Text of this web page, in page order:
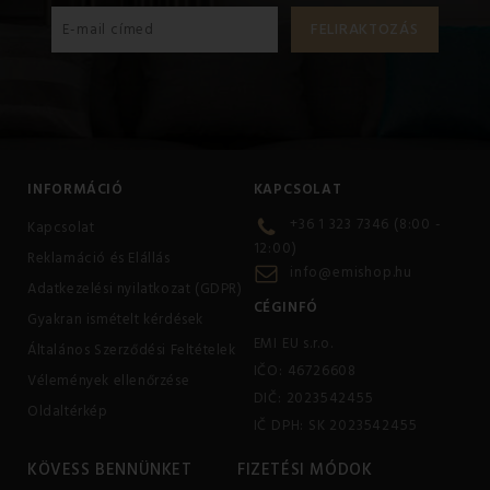
INFORMÁCIÓ
Kapcsolat
Reklamáció és Elállás
Adatkezelési nyilatkozat (GDPR)
Gyakran ismételt kérdések
Általános Szerződési Feltételek
Vélemények ellenőrzése
Oldaltérkép
KAPCSOLAT
+36 1 323 7346 (8:00 -
12:00)
info@emishop.hu
CÉGINFÓ
EMI EU s.r.o.
IČO: 46726608
DIČ: 2023542455
IČ DPH: SK 2023542455
KÖVESS BENNÜNKET FIZETÉSI MÓDOK